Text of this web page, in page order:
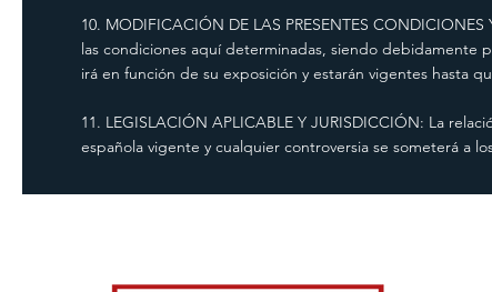
10. MODIFICACIÓN DE LAS PRESENTES
las condiciones aquí determinadas, siendo debidamente
irá en función de su exposición y estarán vigentes hasta
11. LEGISLACIÓN APLICABLE Y JURISDICCIÓN: La
española vigente y cualquier controversia se someterá a